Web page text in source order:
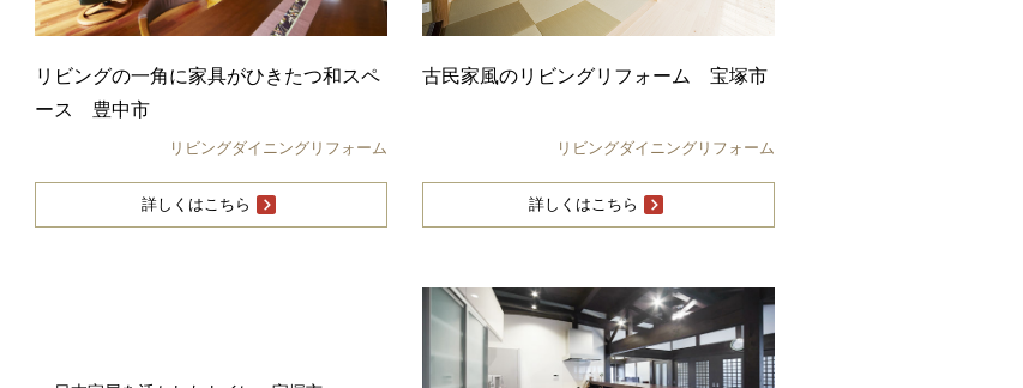
リビングの一角に家具がひきたつ和スペ
ース 豊中市
リビングダイニングリフォーム
詳しくはこちら
古民家風のリビングリフォーム 宝塚市
リビングダイニングリフォーム
詳しくはこちら